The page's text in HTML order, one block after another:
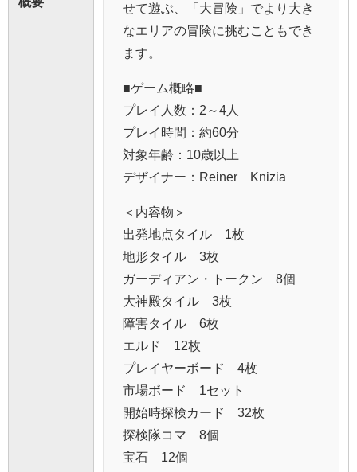
せて遊ぶ、「大冒険」でより大き
なエリアの冒険に挑むこともでき
ます。
■ゲーム概略■
プレイ人数：2～4人
プレイ時間：約60分
対象年齢：10歳以上
デザイナー：Reiner Knizia
＜内容物＞
出発地点タイル 1枚
地形タイル 3枚
ガーディアン・トークン 8個
大神殿タイル 3枚
障害タイル 6枚
エルド 12枚
プレイヤーボード 4枚
市場ボード 1セット
開始時探検カード 32枚
探検隊コマ 8個
宝石 12個